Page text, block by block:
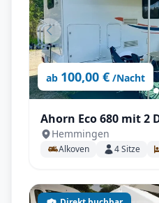
ab 100,00 € /Nacht
Ahorn Eco 680 mit 2
Person
Hemmingen
Alkoven 4Sitze